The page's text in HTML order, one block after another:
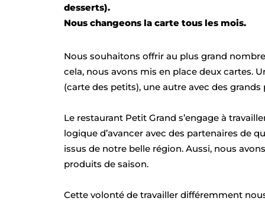
desserts).
Nous changeons la carte tous les mois.
Nous souhaitons offrir au plus grand
cela, nous avons mis en place deux cartes.
(carte des petits), une autre avec des
Le restaurant Petit Grand s’engage à
logique d’avancer avec des partenaires de
issus de notre belle région. Aussi, nous
produits de saison.
Cette volonté de travailler différemment